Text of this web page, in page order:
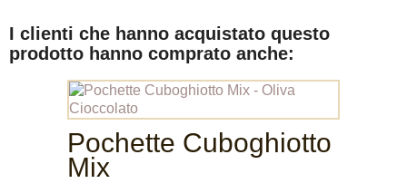
I clienti che hanno acquistato questo
prodotto hanno comprato anche:
Pochette Cuboghiotto
Mix